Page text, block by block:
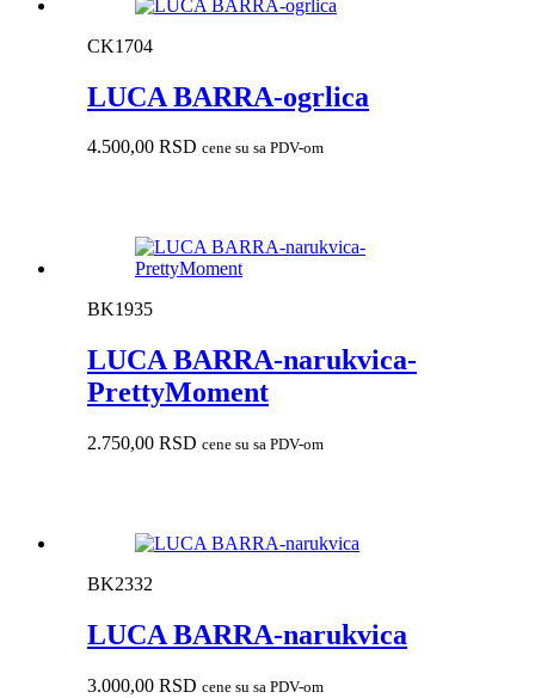
CK1704
LUCA BARRA-ogrlica
4.500,00 RSD cene su sa PDV-om
BK1935
LUCA BARRA-narukvica-
PrettyMoment
2.750,00 RSD cene su sa PDV-om
BK2332
LUCA BARRA-narukvica
3.000,00 RSD cene su sa PDV-om